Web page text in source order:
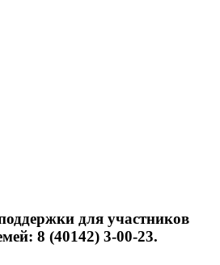
для участников
8 (40142) 3-00-23.